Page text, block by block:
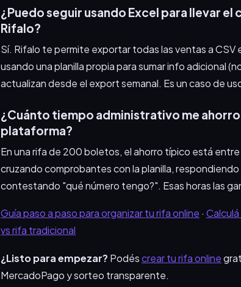
¿Puedo seguir usando Excel para llevar
Rifalo?
Sí. Rifalo te permite exportar todas las ventas a
usando una planilla propia para sumar info adicional
actualizan desde el export semanal. Es un caso de
¿Cuánto tiempo administrativo me ahorro
plataforma?
En una rifa de 200 boletos, el ahorro típico está
cruzando comprobantes con la planilla,
contestando "qué número tengo?". Esas horas las
Guía paso a paso para organizar tu rifa online ·
vs rifa tradicional
¿Listo para empezar? Podéscrear tu rifa online
MercadoPago y sorteo transparente.